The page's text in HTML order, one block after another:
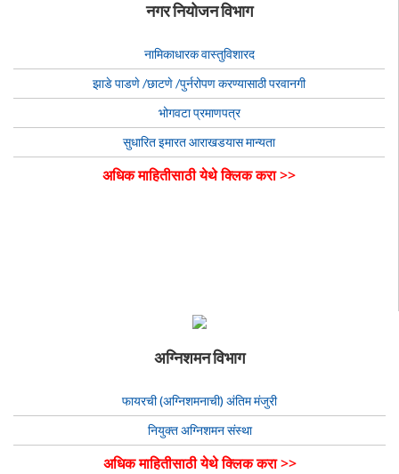
नगर नियोजन विभाग
नामिकाधारक वास्तुविशारद
झाडे पाडणे /छाटणे /पुर्नरोपण करण्यासाठी परवानगी
भोगवटा प्रमाणपत्र
सुधारित इमारत आराखडयास मान्यता
अधिक माहितीसाठी येथे क्लिक करा >>
अग्निशमन विभाग
फायरची (अग्निशमनाची) अंतिम मंजुरी
नियुक्त अग्निशमन संस्था
अधिक माहितीसाठी येथे क्लिक करा >>